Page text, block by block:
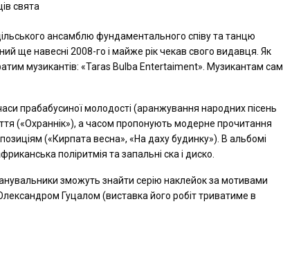
свята
ансамблю фундаментального співу та танцю
ще навесні 2008-го і майже рік чекав свого видавця. Як
музикантів: «Taras Bulba Entertaiment». Музикантам сам
прабабусиної молодості (аранжування народних пісень
(«Охраннік»), а часом пропонують модерне прочитання
(«Кирпата весна», «На даху будинку»). В альбомі
поліритмія та запальні ска і диско.
зможуть знайти серію наклейок за мотивами
Гуцалом (виставка його робіт триватиме в